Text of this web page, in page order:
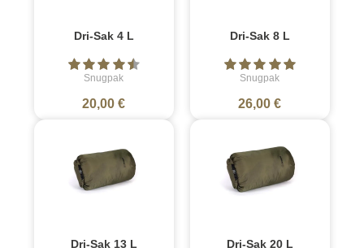
Dri-Sak 4 L
Snugpak
20,00 €
Dri-Sak 8 L
Snugpak
26,00 €
Dri-Sak 13 L Dri-Sak 20 L